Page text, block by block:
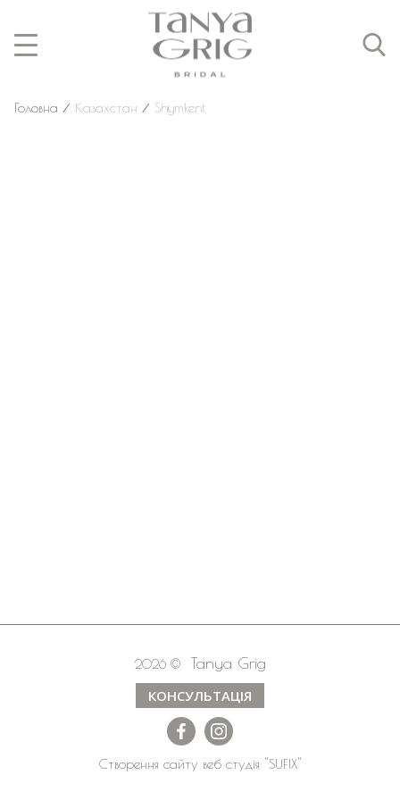
Головна ⁄ Казахстан ⁄ Shymkent
2026 © Tanya Grig
КОНСУЛЬТАЦІЯ
Створення сайту веб студія "SUFIX"